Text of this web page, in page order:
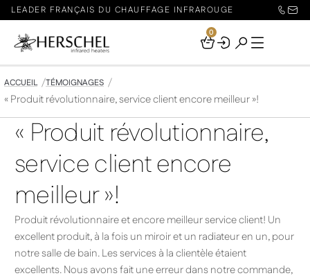
LEADER FRANÇAIS DU CHAUFFAGE INFRAROUGE
Your
0
ACCUEIL TÉMOIGNAGES
« Produit révolutionnaire, service client encore meilleur »!
« Produit révolutionnaire,
service client encore
meilleur »!
Produit révolutionnaire et encore meilleur service client! Un
excellent produit, à la fois un miroir et un radiateur en un, pour
notre salle de bain. Les services à la clientèle étaient
excellents. Nous avons fait une erreur dans notre commande,